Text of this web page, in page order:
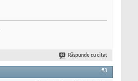
Răspunde cu citat
#3